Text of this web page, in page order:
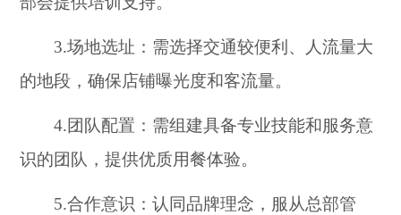
3.场地选址：需选择交通较便利、人流量大
的地段，确保店铺曝光度和客流量。
4.团队配置：需组建具备专业技能和服务意
识的团队，提供优质用餐体验。
5.合作意识：认同品牌理念，服从总部管